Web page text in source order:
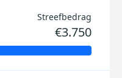
Streefbedrag
€3.750